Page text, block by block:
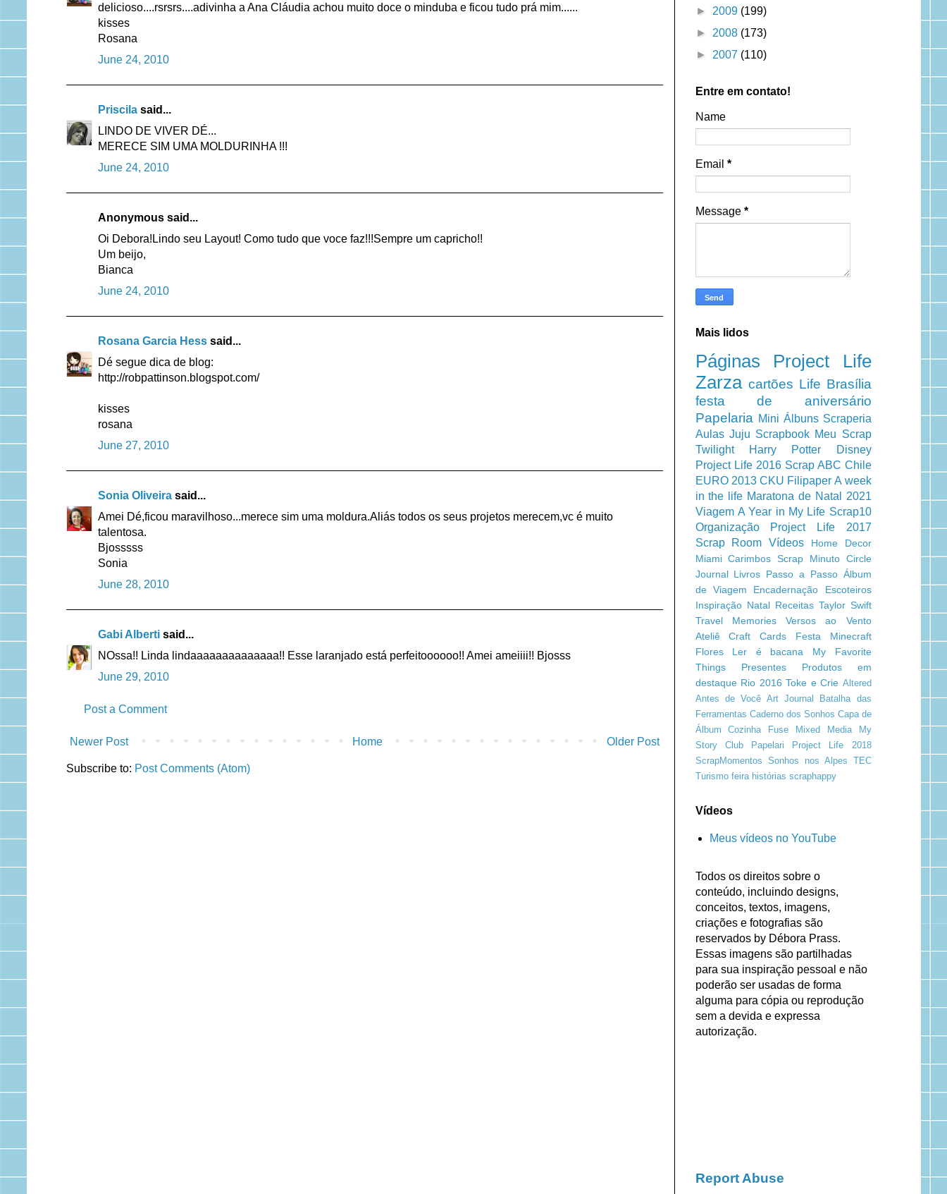
delicioso....rsrsrs....adivinha a Ana Cláudia achou muito doce o minduba e ficou tudo prá mim......
kisses
Rosana
June 24, 2010
Priscilasaid...
LINDO DE VIVER DÉ...
MERECE SIM UMA MOLDURINHA !!!
June 24, 2010
Anonymous said...
Oi Debora!Lindo seu Layout! Como tudo que voce faz!!!Sempre um capricho!!
Um beijo,
Bianca
June 24, 2010
Rosana Garcia Hesssaid...
Dé segue dica de blog:
http://robpattinson.blogspot.com/
kisses
rosana
June 27, 2010
Sonia Oliveirasaid...
Amei Dé,ficou maravilhoso...merece sim uma moldura.Aliás todos os seus projetos merecem,vc é muito
talentosa.
Bjosssss
Sonia
June 28, 2010
Gabi Albertisaid...
NOssa!! Linda lindaaaaaaaaaaaaaa!! Esse laranjado está perfeitoooooo!! Amei ameiiii!! Bjosss
June 29, 2010
Post a Comment
Newer Post Older Post
Home
Subscribe to: Post Comments (Atom)
► 2009 (199)
► 2008 (173)
► 2007 (110)
Entre em contato!
Name
Email *
Message *
Mais lidos
Páginas
Project Life
Zarza cartões Life Brasília
festa de aniversário
Papelaria Mini Álbuns Scraperia
Aulas Juju Scrapbook Meu Scrap
Twilight
Harry Potter
Disney
Project Life 2016 Scrap ABC Chile
EURO 2013 CKU Filipaper A week
in the life Maratona de Natal 2021
Viagem A Year in My Life Scrap10
Organização
Project Life 2017
Scrap Room Vídeos
Home Decor
Miami Carimbos Scrap Minuto Circle
Journal Livros Passo a Passo Álbum
de Viagem
Encadernação
Escoteiros
Inspiração Natal Receitas Taylor Swift
Travel Memories
Versos ao Vento
Ateliê Craft
Cards
Festa Minecraft
Flores
Ler é bacana
My Favorite
Things
Presentes
Produtos em
destaque Rio 2016 Toke e Crie Altered
Antes de Você Art Journal
Batalha das
Ferramentas Caderno dos Sonhos Capa de
Álbum
Cozinha Fuse Mixed Media
My
Story Club
Papelari
Project Life 2018
ScrapMomentos Sonhos nos Alpes TEC
Turismo feira histórias scraphappy
Vídeos
Meus vídeos no YouTube
Todos os direitos sobre o
conteúdo, incluindo designs,
conceitos, textos, imagens,
criações e fotografias são
reservados by Débora Prass.
Essas imagens são partilhadas
para sua inspiração pessoal e não
poderão ser usadas de forma
alguma para cópia ou reprodução
sem a devida e expressa
autorização.
Report Abuse